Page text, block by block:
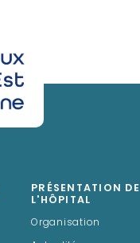
PRÉSENTATION DE
L'HÔPITAL
Organisation